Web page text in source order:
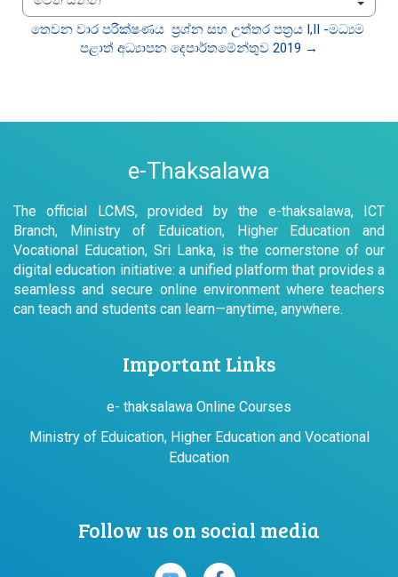
වෙත යන්න
තෙවන වාර පරීක්ෂණය  ප්‍රශ්න සහ උත්තර පත්‍රය I,II -මධ්‍යම
පළාත් අධ්‍යාපන දෙපාර්තමේන්තුව 2019 →
e-Thaksalawa
The official LCMS, provided by the e-thaksalawa, ICT
Branch, Ministry of Eduication, Higher Education and
Vocational Education, Sri Lanka, is the cornerstone of our
digital education initiative: a unified platform that provides a
seamless and secure online environment where teachers
can teach and students can learn—anytime, anywhere.
Important Links
e- thaksalawa Online Courses
Ministry of Eduication, Higher Education and Vocational
Education
Follow us on social media